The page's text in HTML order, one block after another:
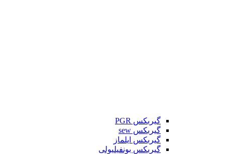
گیربکس PGR
گیربکس sew
گیربکس ایلماز
گیربکس بونفیلیولی